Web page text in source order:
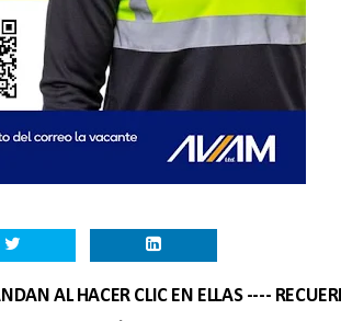
AL HACER CLIC EN ELLAS ----